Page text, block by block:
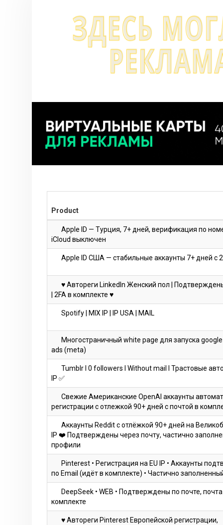
Product
Apple ID — Турция, 7+ дней, верификация по
iCloud выключен
Apple ID США — стабильные аккаунты 7+ дней с
♥ Автореги LinkedIn Женский пол |
| 2FA в комплекте ♥
Spotify | MIX IP | IP USA | MAIL
Многостраничный white page для запуска
ads (meta)
Tumblr I 0 followers I Without mail I Трастовые
IP ✅
Свежие Американские OpenAI аккаунты
регистрации с отлежкой 90+ дней с почтой в
Аккаунты Reddit с отлёжкой 90+ дней на
IP ❤️ Подтверждены через почту, частично
профили
Pinterest • Регистрация на EU IP • Аккаунты
по Email (идёт в комплекте) • Частично
DeepSeek • WEB • Подтверждены по почте,
комплекте
♥ Автореги Pinterest Европейской регистрации,